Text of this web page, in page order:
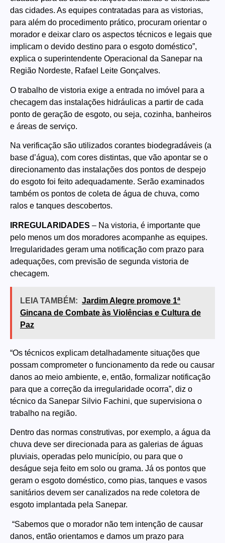
das cidades. As equipes contratadas para as vistorias,
para além do procedimento prático, procuram orientar o
morador e deixar claro os aspectos técnicos e legais que
implicam o devido destino para o esgoto doméstico”,
explica o superintendente Operacional da Sanepar na
Região Nordeste, Rafael Leite Gonçalves.
O trabalho de vistoria exige a entrada no imóvel para a
checagem das instalações hidráulicas a partir de cada
ponto de geração de esgoto, ou seja, cozinha, banheiros
e áreas de serviço.
Na verificação são utilizados corantes biodegradáveis (a
base d’água), com cores distintas, que vão apontar se o
direcionamento das instalações dos pontos de despejo
do esgoto foi feito adequadamente. Serão examinados
também os pontos de coleta de água de chuva, como
ralos e tanques descobertos.
IRREGULARIDADES – Na vistoria, é importante que
pelo menos um dos moradores acompanhe as equipes.
Irregularidades geram uma notificação com prazo para
adequações, com previsão de segunda vistoria de
checagem.
LEIA TAMBÉM: Jardim Alegre promove 1ª
Gincana de Combate às Violências e Cultura de
Paz
“Os técnicos explicam detalhadamente situações que
possam comprometer o funcionamento da rede ou causar
danos ao meio ambiente, e, então, formalizar notificação
para que a correção da irregularidade ocorra”, diz o
técnico da Sanepar Silvio Fachini, que supervisiona o
trabalho na região.
Dentro das normas construtivas, por exemplo, a água da
chuva deve ser direcionada para as galerias de águas
pluviais, operadas pelo município, ou para que o
deságue seja feito em solo ou grama. Já os pontos que
geram o esgoto doméstico, como pias, tanques e vasos
sanitários devem ser canalizados na rede coletora de
esgoto implantada pela Sanepar.
“Sabemos que o morador não tem intenção de causar
danos, então orientamos e damos um prazo para